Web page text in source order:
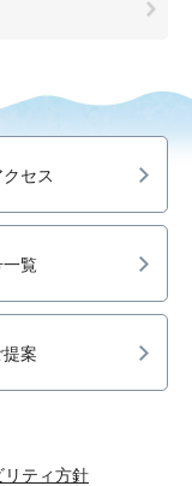
セス
覧
案
リティ方針